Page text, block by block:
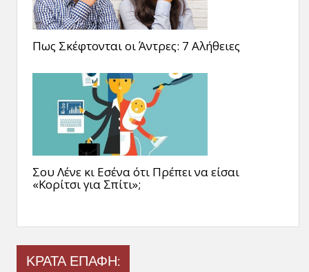
Πως Σκέφτονται οι Άντρες: 7 Αλήθειες
Σου Λένε κι Εσένα ότι Πρέπει να είσαι
«Κορίτσι για Σπίτι»;
ΚΡΑΤΑ ΕΠΑΦΗ: